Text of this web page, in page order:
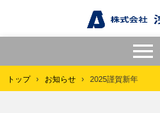
トップ › お知らせ › 2025謹賀新年